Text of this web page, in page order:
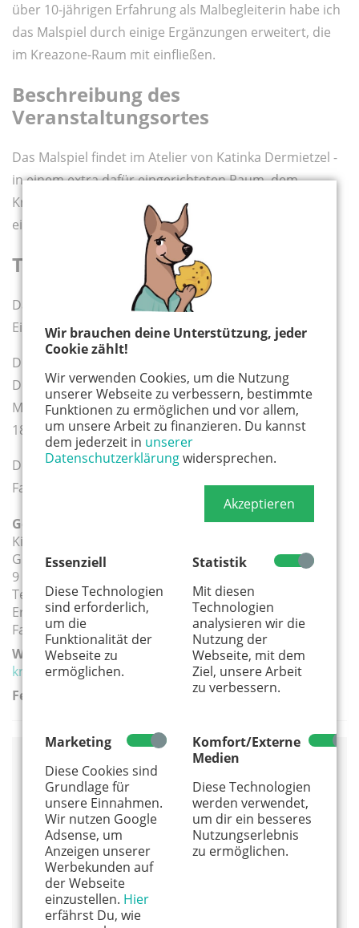
Wir brauchen deine Unterstützung, jeder
Cookie zählt!
Wir verwenden Cookies, um die Nutzung
unserer Webseite zu verbessern, bestimmte
Funktionen zu ermöglichen und vor allem,
um unsere Arbeit zu finanzieren. Du kannst
dem jederzeit in unserer
Datenschutzerklärungwidersprechen.
Akzeptieren
Essenziell
Diese Technologien
sind erforderlich,
um die
Funktionalität der
Webseite zu
ermöglichen.
Statistik
Mit diesen
Technologien
analysieren wir die
Nutzung der
Webseite, mit dem
Ziel, unsere Arbeit
zu verbessern.
Marketing
Diese Cookies sind
Grundlage für
unsere Einnahmen.
Wir nutzen Google
Adsense, um
Anzeigen unserer
Werbekunden auf
der Webseite
einzustellen. Hier
erfährst Du, wie
Komfort/Externe
Medien
Diese Technologien
werden verwendet,
um dir ein besseres
Nutzungserlebnis
zu ermöglichen.
über 10-jährigen Erfahrung als Malbegleiterin habe ich
das Malspiel durch einige Ergänzungen erweitert, die
im Kreazone-Raum mit einfließen.
Beschreibung des
Veranstaltungsortes
Das Malspiel findet im Atelier von Katinka Dermietzel -
in einem extra dafür eingerichteten Raum, dem
Kreazone-Raum - statt. Das Atelier befindet sich in
einem Hinterhofhaus im Stadtteil Köln-Nippes.
Termine und Kosten
Das Malspiel ist ein fortlaufender Kurs, bei dem der
Einstieg bei freien Plätzen jederzeit möglich ist.
Die Kurszeiten sind:
Dienstags von 16:00 bis 17:00 Uhr
Mittwochs von 15:30 bis 16:30 Uhr und von 17:00 bis
18:00 Uhr
Die Kursgebühr beträgt 65,- € monatlich, es gibt
Familienrabatte.
Geeignete Altersgruppe(n):
Kita
Grundschule
9 - 12 Jahre
Teenager
Erwachsene
Familie
Weiterführender Link:
kreazone.academy
Ferien:
Veranstaltungsort
KreaZone Academy
Neusser Strasse 411 - Hinterhaus
50733 Köln
0178 456 65 44
Alles von diesem Anbieter anzeigen
Info und Anmeldung